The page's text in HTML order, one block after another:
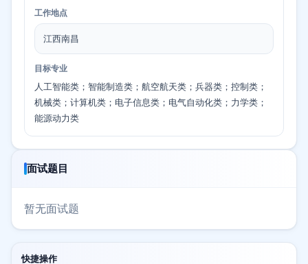
工作地点
江西南昌
目标专业
人工智能类；智能制造类；航空航天类；兵器类；控制类；
机械类；计算机类；电子信息类；电气自动化类；力学类；
能源动力类
面试题目
暂无面试题
快捷操作